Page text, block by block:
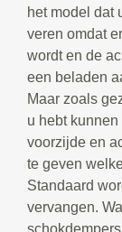
het model dat
veren omdat
wordt en de
een beladen
Maar zoals
u hebt
voorzijde en
te geven
Standaard
vervangen.